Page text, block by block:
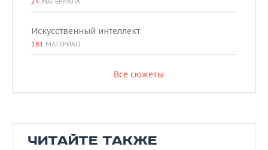
Искусственный интеллект
181 МАТЕРИАЛ
Все сюжеты
ЧИТАЙТЕ ТАКЖЕ